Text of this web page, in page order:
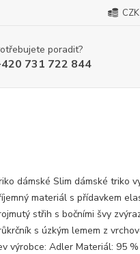
poradit?
731 722 844
dámské Slim dámské triko
materiál s přídavkem
střih s bočními švy
s úzkým lemem z
výrobce: Adler Materiál: 95 %